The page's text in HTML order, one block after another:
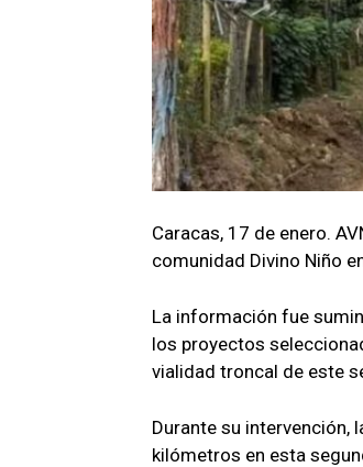
Caracas, 17 de enero.
comunidad Divino Niño
La información fue
los proyectos
vialidad troncal de este
Durante su intervención,
kilómetros en esta